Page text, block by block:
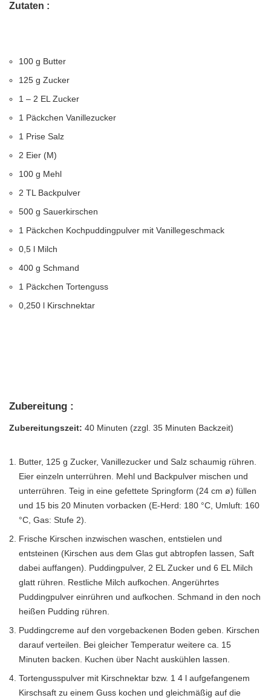
Zutaten :
100 g Butter
125 g Zucker
1 – 2 EL Zucker
1 Päckchen Vanillezucker
1 Prise Salz
2 Eier (M)
100 g Mehl
2 TL Backpulver
500 g Sauerkirschen
1 Päckchen Kochpuddingpulver mit Vanillegeschmack
0,5 l Milch
400 g Schmand
1 Päckchen Tortenguss
0,250 l Kirschnektar
Zubereitung :
Zubereitungszeit: 40 Minuten (zzgl. 35 Minuten Backzeit)
Butter, 125 g Zucker, Vanillezucker und Salz schaumig rühren.
Eier einzeln unterrühren. Mehl und Backpulver mischen und
unterrühren. Teig in eine gefettete Springform (24 cm ø) füllen
und 15 bis 20 Minuten vorbacken (E-Herd: 180 °C, Umluft: 160
°C, Gas: Stufe 2).
Frische Kirschen inzwischen waschen, entstielen und
entsteinen (Kirschen aus dem Glas gut abtropfen lassen, Saft
dabei auffangen). Puddingpulver, 2 EL Zucker und 6 EL Milch
glatt rühren. Restliche Milch aufkochen. Angerührtes
Puddingpulver einrühren und aufkochen. Schmand in den noch
heißen Pudding rühren.
Puddingcreme auf den vorgebackenen Boden geben. Kirschen
darauf verteilen. Bei gleicher Temperatur weitere ca. 15
Minuten backen. Kuchen über Nacht auskühlen lassen.
Tortengusspulver mit Kirschnektar bzw. 1 4 l aufgefangenem
Kirschsaft zu einem Guss kochen und gleichmäßig auf die